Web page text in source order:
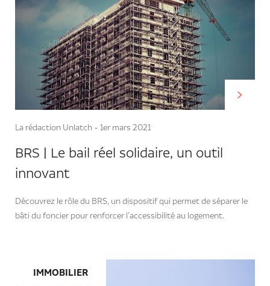
La rédaction Unlatch 1er mars 2021
BRS | Le bail réel solidaire, un outil
innovant
Découvrez le rôle du BRS, un dispositif qui permet de séparer le
bâti du foncier pour renforcer l’accessibilité au logement.
IMMOBILIER